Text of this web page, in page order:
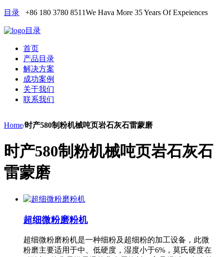
目录 +86 180 3780 8511We Hava More 35 Years Of Expeiences
目录
首页
产品目录
解决方案
成功案例
关于我们
联系我们
Home/时产580制粉机械吨页岩石灰石雷蒙磨
时产580制粉机械吨页岩石灰石
雷蒙磨
超细微粉磨粉机
超细微粉磨粉机是一种细粉及超细粉的加工设备，此微
粉磨主要适用于中、低硬度，湿度小于6%，莫氏硬度在